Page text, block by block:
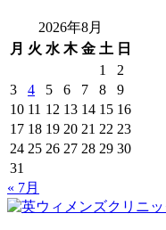
2026年8月
月 火 水 木 金 土 日
1
2
3
4 5 6 7 8
9
10 11 12 13 14 15 16
17 18 19 20 21 22 23
24 25 26 27 28 29 30
31
« 7月